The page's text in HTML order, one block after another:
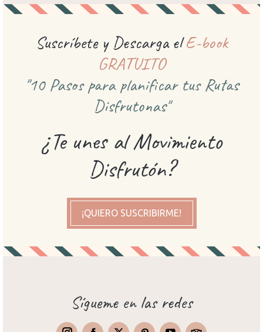
Suscríbete y Descarga elE-book
GRATUITO
"10 Pasos para planificar tus Rutas
Disfrutonas"
¿Te unes al Movimiento
Disfrutón?
¡QUIERO SUSCRIBIRME!
Sígueme en las redes